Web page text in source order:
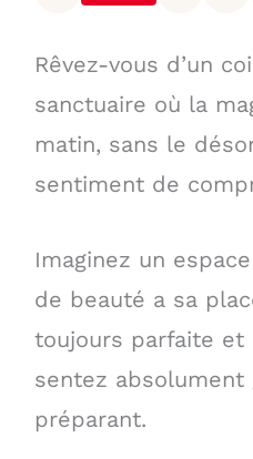
Rêvez-vous d’un
sanctuaire où la
matin, sans le
sentiment de
Imaginez un
de beauté a sa
toujours parfaite et
sentez absolument
préparant.